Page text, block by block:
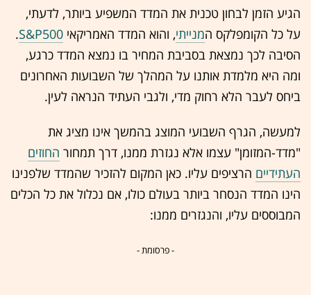
הגיע הזמן לבחון טכנית את המדד המשפיע ביותר, לדעתי,
על כל הקומפלקס המנייתי, והוא המדד האמריקאי S&P500
.
הסיבה לכך נמצאת בסביבת המחיר בו נמצא המדד כרגע,
ומה היא מלמדת אותנו על המהלך של השבועות האחרונים
ביחס לעבר הלא רחוק מדי, ולגבי העתיד הנראה לעין.
למעשה, הגרף השבועי המוצג בהמשך אינו מציג את
"מדד-המזומן" עצמו אלא נגזרת ממנו, דרך תמחור החוזים
העתידיים הרציפים עליו. כאן המקום להזכיר שהמדד שלפנינו
הינו המדד הנסחר ביותר בעולם כולו, אם נכלול את כל הכלים
המבוססים עליו, והנגזרים ממנו:
- פרסומת -